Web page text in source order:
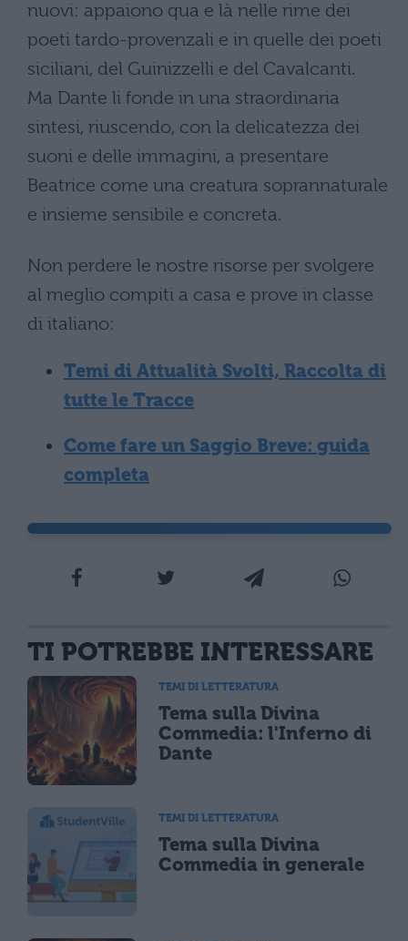
nuovi: appaiono qua e là nelle rime dei
poeti tardo-provenzali e in quelle dei poeti
siciliani, del Guinizzelli e del Cavalcanti.
Ma Dante li fonde in una straordinaria
sintesi, riuscendo, con la delicatezza dei
suoni e delle immagini, a presentare
Beatrice come una creatura soprannaturale
e insieme sensibile e concreta.
Non perdere le nostre risorse per svolgere
al meglio compiti a casa e prove in classe
di italiano:
Temi di Attualità Svolti, Raccolta di
tutte le Tracce
Come fare un Saggio Breve: guida
completa
TI POTREBBE INTERESSARE
TEMI DI LETTERATURA
Tema sulla Divina
Commedia: l'Inferno di
Dante
TEMI DI LETTERATURA
Tema sulla Divina
Commedia in generale